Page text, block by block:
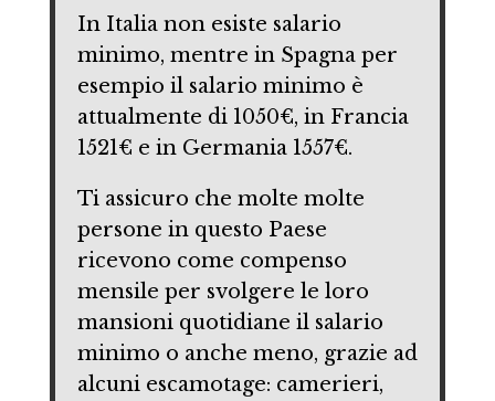
In Italia non esiste salario
minimo, mentre in Spagna per
esempio il salario minimo è
attualmente di 1050€, in Francia
1521€ e in Germania 1557€.
Ti assicuro che molte molte
persone in questo Paese
ricevono come compenso
mensile per svolgere le loro
mansioni quotidiane il salario
minimo o anche meno, grazie ad
alcuni escamotage: camerieri,